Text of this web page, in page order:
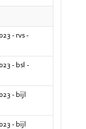
- rvs -
- bsl -
- bijl
- bijl